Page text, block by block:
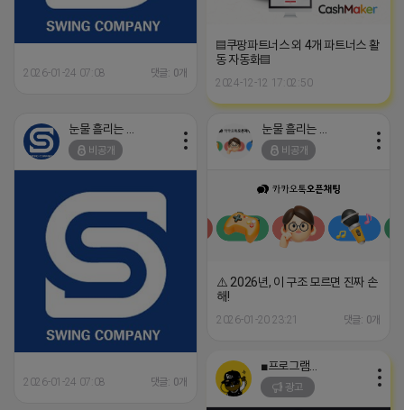
2026-01-24 07:08 댓글: 0개
▤쿠팡파트너스 외 4개 파트너스 활
동 자동화▤
2024-12-12 17:02:50
비공개
2026-01-24 07:08 댓글: 0개
비공개
⚠️ 2026년, 이 구조 모르면 진짜 손
해!
2026-01-20 23:21 댓글: 0개
광고